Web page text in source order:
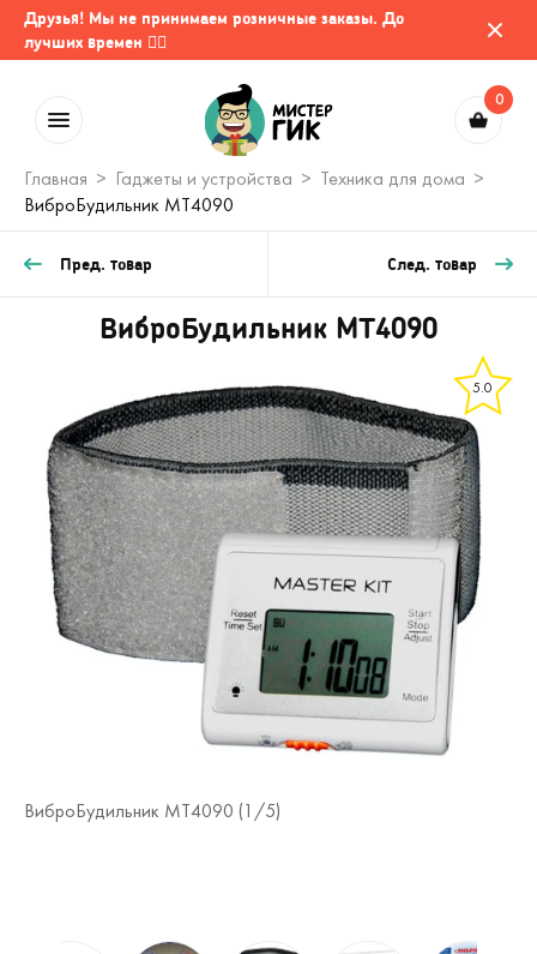
Друзья! Мы не принимаем розничные заказы. До
лучших времен 🤷‍♂️
0
Главная Гаджеты и устройства
Техника для дома
ВиброБудильник MT4090
Пред. товар След. товар
ВиброБудильник MT4090
5.0
ВиброБудильник MT4090 (1 /5)